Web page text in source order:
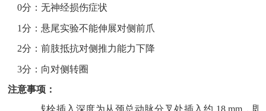
0分：无神经损伤症状
1分：悬尾实验不能伸展对侧前爪
2分：前肢抵抗对侧推力能力下降
3分：向对侧转圈
注意事项：